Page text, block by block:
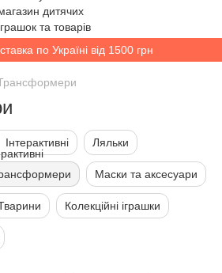
по Україні від 1500 грн
Інтерактивні Ляльки
Маски та аксесуари
Колекційні іграшки